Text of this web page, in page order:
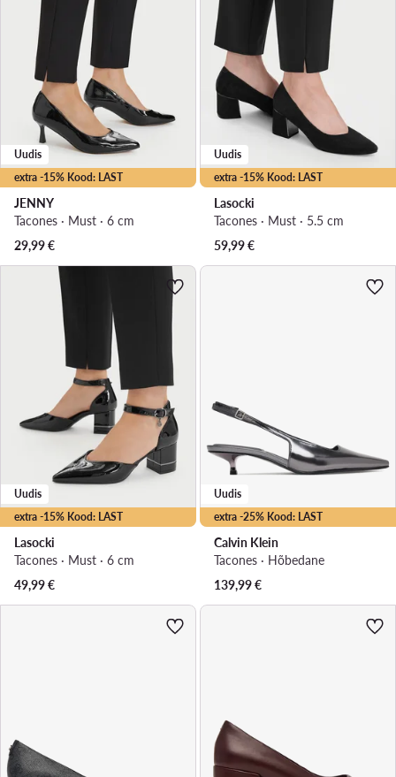
extra -15% Kood: LAST
Uudis
JENNY
Tacones · Must · 6 cm
29,99€
extra -15% Kood: LAST
Uudis
Lasocki
Tacones · Must · 5.5 cm
59,99€
extra -15% Kood: LAST
Uudis
Lasocki
Tacones · Must · 6 cm
49,99€
extra -25% Kood: LAST
Uudis
Calvin Klein
Tacones · Hõbedane
139,99€